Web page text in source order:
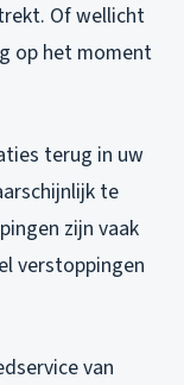
Of wellicht
op het moment
terug in uw
te
zijn vaak
verstoppingen
van